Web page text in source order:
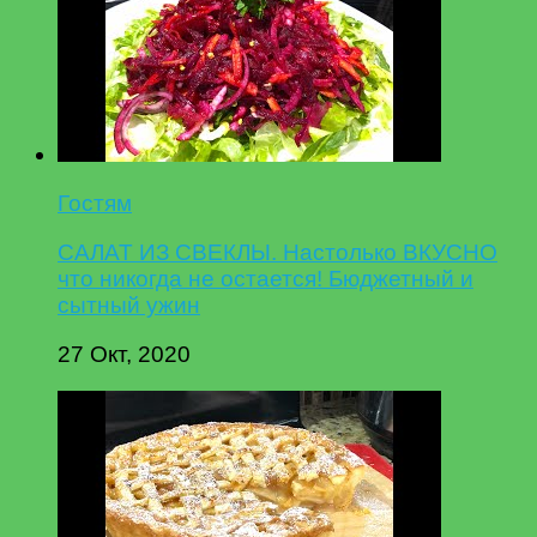
Гостям
САЛАТ ИЗ СВЕКЛЫ. Настолько ВКУСНО
что никогда не остается! Бюджетный и
сытный ужин
27 Окт, 2020